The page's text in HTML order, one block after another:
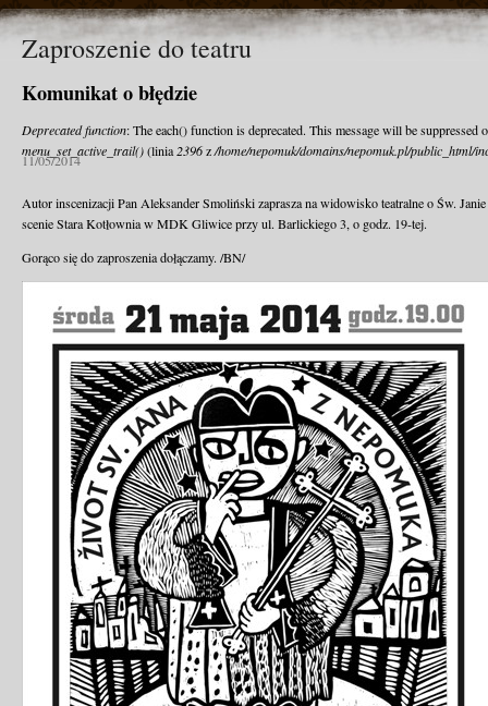
Zaproszenie do teatru
Komunikat o błędzie
Deprecated function: The each() function is deprecated. This message will be suppressed
menu_set_active_trail()(linia 2396z/home/nepomuk/domains/nepomuk.pl/public_html/
11/05/2014
Autor inscenizacji Pan Aleksander Smoliński zaprasza na widowisko teatralne o Św.
scenie Stara Kotłownia w MDK Gliwice przy ul. Barlickiego 3, o godz. 19-tej.
Gorąco się do zaproszenia dołączamy. /BN/